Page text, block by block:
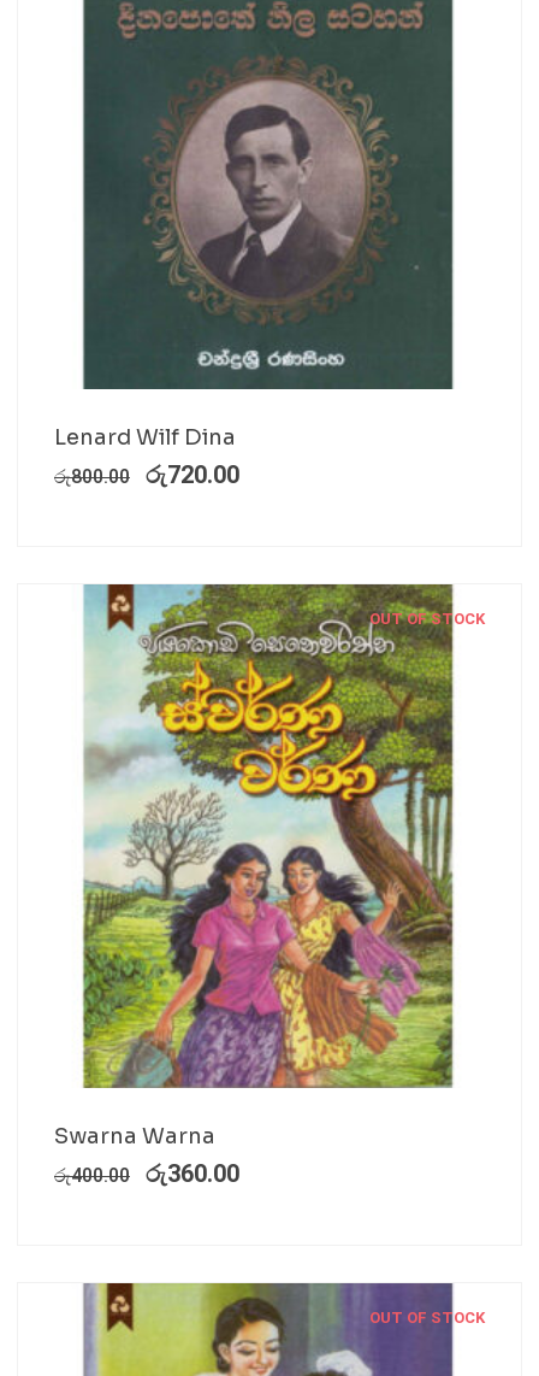
Lenard Wilf Dina
රු800.00 රු720.00
OUT OF STOCK
Swarna Warna
රු400.00 රු360.00
OUT OF STOCK